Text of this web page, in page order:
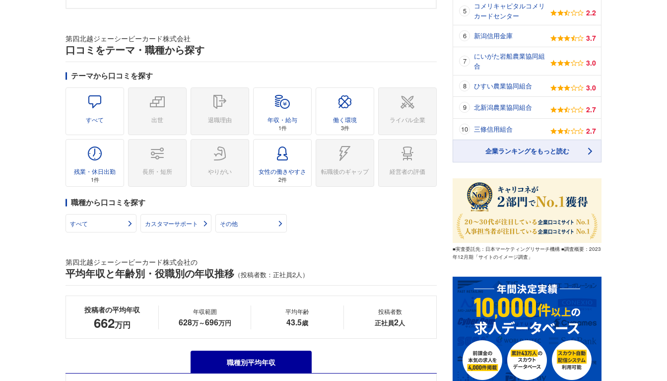
第四北越ジェーシービーカード株式会社
口コミをテーマ・職種から探す
テーマから口コミを探す
すべて 出世 退職理由 年収・給与
1件
働く環境
3件
ライバル企業
残業・休日出勤
1件
長所・短所 やりがい 女性の働きやすさ
2件
転職後のギャップ 経営者の評価
職種から口コミを探す
すべて カスタマーサポート その他
第四北越ジェーシービーカード株式会社の
平均年収と年齢別・役職別の年収推移 （投稿者数：正社員2人）
投稿者の平均年収
662万円
年収範囲
628万～696万円
平均年齢
43.5歳
投稿者数
正社員2人
職種別平均年収
コメリキャピタルコメリ
カードセンター
2.2
新潟信用金庫 3.7
にいがた岩船農業協同組
合
3.0
ひすい農業協同組合 3.0
北新潟農業協同組合 2.7
三條信用組合 2.7
企業ランキングをもっと読む
■実査委託先：日本マーケティングリサーチ機構 ■調査概要：2023
年12月期「サイトのイメージ調査」